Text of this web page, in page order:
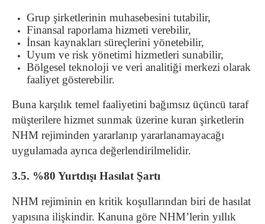
Grup şirketlerinin muhasebesini tutabilir,
Finansal raporlama hizmeti verebilir,
İnsan kaynakları süreçlerini yönetebilir,
Uyum ve risk yönetimi hizmetleri sunabilir,
Bölgesel teknoloji ve veri analitiği merkezi olarak
faaliyet gösterebilir.
Buna karşılık temel faaliyetini bağımsız üçüncü taraf
müşterilere hizmet sunmak üzerine kuran şirketlerin
NHM rejiminden yararlanıp yararlanamayacağı
uygulamada ayrıca değerlendirilmelidir.
3.5. %80 Yurtdışı Hasılat Şartı
NHM rejiminin en kritik koşullarından biri de hasılat
yapısına ilişkindir. Kanuna göre NHM’lerin yıllık